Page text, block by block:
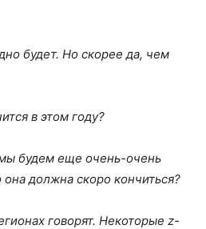
будет. Но скорее да, чем
в этом году?
будем еще очень-очень
она должна скоро кончиться?
говорят. Некоторые z-